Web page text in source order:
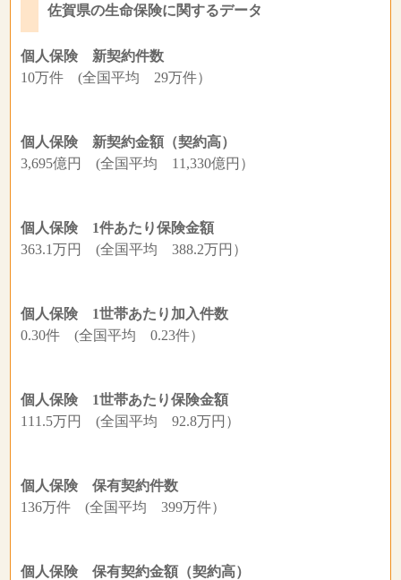
佐賀県の生命保険に関するデータ
個人保険 新契約件数
10万件 (全国平均 29万件）
個人保険 新契約金額（契約高）
3,695億円 (全国平均 11,330億円）
個人保険 1件あたり保険金額
363.1万円 (全国平均 388.2万円）
個人保険 1世帯あたり加入件数
0.30件 (全国平均 0.23件）
個人保険 1世帯あたり保険金額
111.5万円 (全国平均 92.8万円）
個人保険 保有契約件数
136万件 (全国平均 399万件）
個人保険 保有契約金額（契約高）